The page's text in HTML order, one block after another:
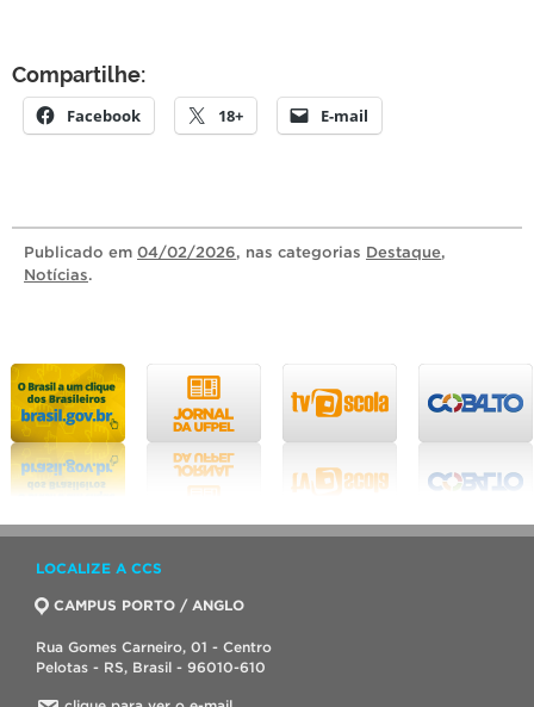
Compartilhe:
Facebook 18+ E-mail
Publicado em 04/02/2026, nas categorias Destaque,
Notícias.
LOCALIZE A CCS
CAMPUS PORTO / ANGLO
Rua Gomes Carneiro, 01 - Centro
Pelotas - RS, Brasil - 96010-610